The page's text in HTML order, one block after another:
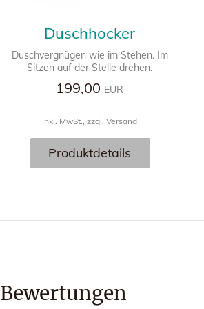
Duschhocker
Duschvergnügen wie im Stehen. Im
Sitzen auf der Stelle drehen.
199,00 EUR
Inkl. MwSt., zzgl. Versand
Produktdetails
Bewertungen